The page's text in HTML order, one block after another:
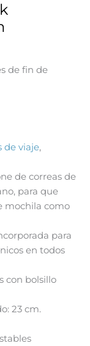
de fin de
de viaje,
de correas de
para que
mochila como
para
en todos
con bolsillo
23 cm.